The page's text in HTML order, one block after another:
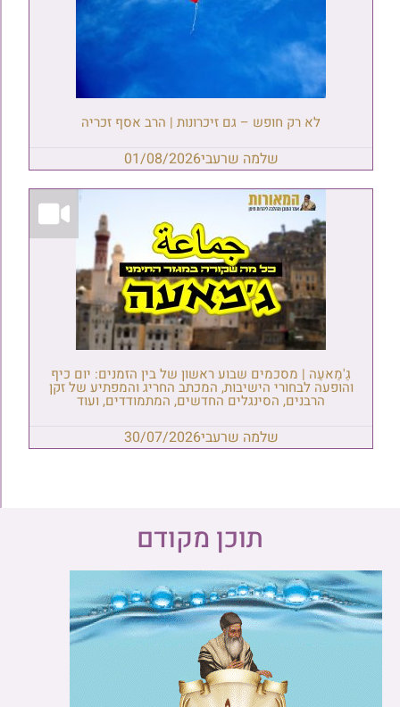
לא רק חופש – גם זיכרונות | הרב אסף זכריה
שלמה שרעבי01/08/2026
גַ'מַאעַה | מסכמים שבוע ראשון של בין הזמנים: יום כיף
והופעה לבחורי הישיבות, המכתב החריג והמפתיע של זקן
הרבנים, הסינגלים החדשים, המתמודדים, ועוד
שלמה שרעבי30/07/2026
תוכן מקודם